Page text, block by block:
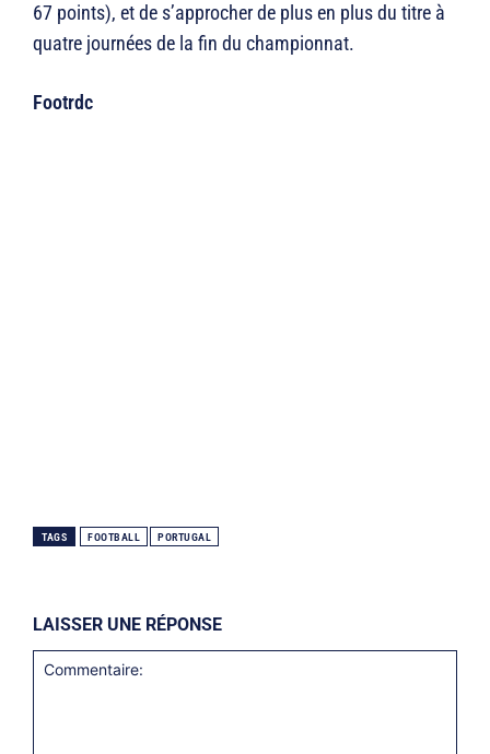
67 points), et de s’approcher de plus en plus du titre à
quatre journées de la fin du championnat.
Footrdc
TAGS FOOTBALL PORTUGAL
LAISSER UNE RÉPONSE